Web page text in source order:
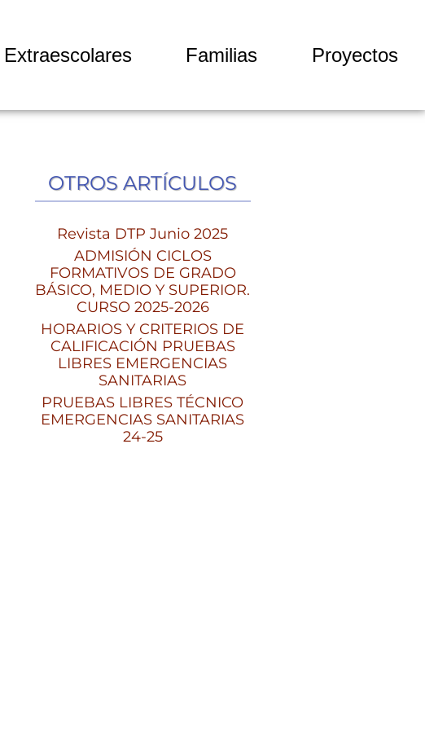
Extraescolares Familias Proyectos
OTROS ARTÍCULOS
Revista DTP Junio 2025
ADMISIÓN CICLOS
FORMATIVOS DE GRADO
BÁSICO, MEDIO Y SUPERIOR.
CURSO 2025-2026
HORARIOS Y CRITERIOS DE
CALIFICACIÓN PRUEBAS
LIBRES EMERGENCIAS
SANITARIAS
PRUEBAS LIBRES TÉCNICO
EMERGENCIAS SANITARIAS
24-25